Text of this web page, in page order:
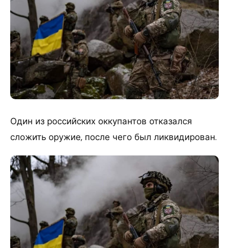
Один из российских оккупантов отказался
сложить оружие, после чего был ликвидирован.